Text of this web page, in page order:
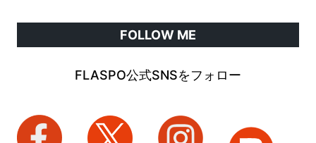
FOLLOW ME
FLASPO公式SNSをフォロー